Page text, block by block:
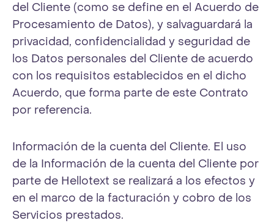
del Cliente (como se define en el Acuerdo de
Procesamiento de Datos), y salvaguardará la
privacidad, confidencialidad y seguridad de
los Datos personales del Cliente de acuerdo
con los requisitos establecidos en el dicho
Acuerdo, que forma parte de este Contrato
por referencia.
Información de la cuenta del Cliente. El uso
de la Información de la cuenta del Cliente por
parte de Hellotext se realizará a los efectos y
en el marco de la facturación y cobro de los
Servicios prestados.